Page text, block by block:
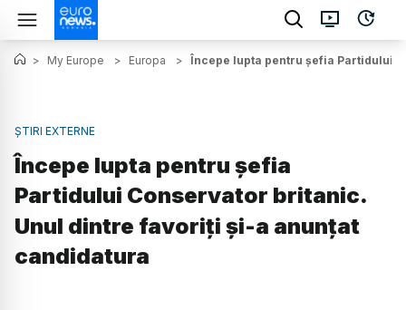
> My Europe > Europa > Începe lupta pentru șefia Partidului
ȘTIRI EXTERNE
Începe lupta pentru șefia
Partidului Conservator britanic.
Unul dintre favoriți și-a anunțat
candidatura